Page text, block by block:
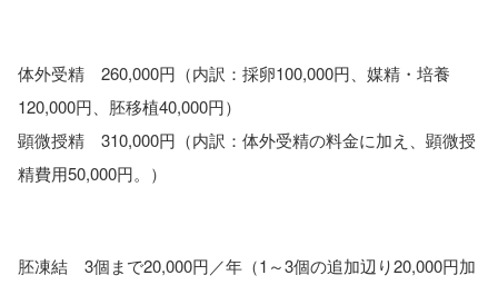
体外受精 260,000円（内訳：採卵100,000円、媒精・培養
120,000円、胚移植40,000円）
顕微授精 310,000円（内訳：体外受精の料金に加え、顕微授
精費用50,000円。）
胚凍結 3個まで20,000円／年（1～3個の追加辺り20,000円加